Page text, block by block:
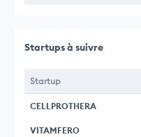
Startups à suivre
Startup
CELLPROTHERA
VITAMFERO